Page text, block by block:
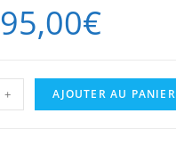
95,00€
+ AJOUTER AU PANIER